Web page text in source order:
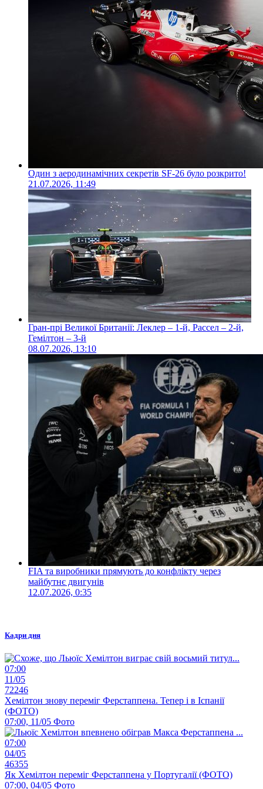
Один з аеродинамічних секретів SF-26 було розкрито!
21.07.2026, 11:49
Гран-прі Великої Британії: Леклер – 1-й, Рассел – 2-й,
Гемілтон – 3-й
08.07.2026, 13:10
FIA та виробники прямують до конфлікту через
майбутнє двигунів
12.07.2026, 0:35
Кадри дня
07:00
11/05
72246
Хемілтон знову переміг Ферстаппена. Тепер і в Іспанії
(ФОТО)
07:00, 11/05 Фото
07:00
04/05
46355
Як Хемілтон переміг Ферстаппена у Португалії (ФОТО)
07:00, 04/05 Фото